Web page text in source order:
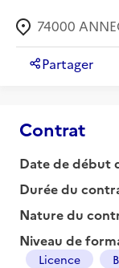
74000
Partager
Contrat
Date de début
Durée du
Nature du
Niveau de
Licence